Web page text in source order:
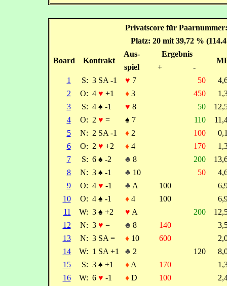
Privatscore für
Platz: 20 mit 39,72 %
Board Kontrakt
Aus- Ergebnis
spiel +
-
1
S: 3 SA -1 ♥ 7 50
2
O: 4 ♥ +1 ♦3 450
3
S: 4 ♠ -1 ♥ 8 50
4
O: 2 ♥ = ♠ 7 110
5
N: 2 SA -1 ♦2 100
6
O: 2 ♥ +2 ♦4 170
7
S: 6 ♠ -2 ♣ 8 200
8
N: 3 ♠ -1 ♣ 10 50
9
O: 4 ♥ -1 ♣ A 100
10
O: 4 ♠ -1 ♦4 100
11
W: 3 ♠ +2 ♥ A 200
12
N: 3 ♥ = ♣ 8 140
13
N: 3 SA = ♦10 600
14
W: 1 SA +1 ♣ 2 120
15
S: 3 ♠ +1 ♦A 170
16
W: 6 ♥ -1 ♦D 100